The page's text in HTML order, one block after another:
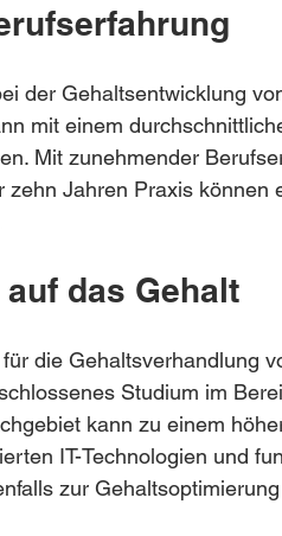
der Gehaltsentwicklung
mit einem
Mit zunehmender
Jahren Praxis können
das Gehalt
die Gehaltsverhandlung
Studium im
kann zu einem
IT-Technologien und
zur